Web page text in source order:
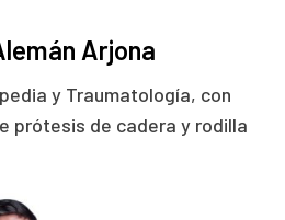
Arjona
y Traumatología, con
prótesis de cadera y rodilla